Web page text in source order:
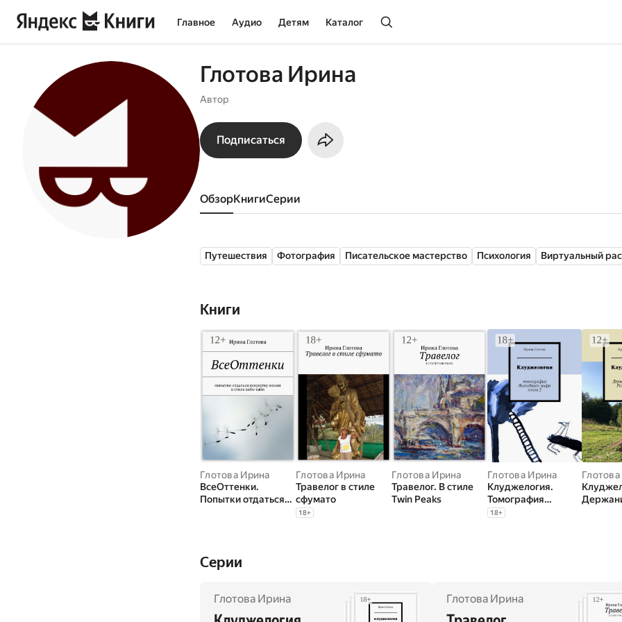
Главное Аудио Детям Каталог
Глотова Ирина
Автор
Подписаться
Обзор книги серии
Путешествия Фотография Писательское мастерство Психология Виртуальный
Книги
Глотова Ирина
ВсеОттенки.
Попытки отдаться
Глотова Ирина
Травелог в стиле
сфумато
18+
Глотова Ирина
Травелог. В стиле
Twin Peaks
Глотова Ирина
Клуджелогия.
Томография
бытийного мифа.
18+
Cерии
Глотова Ирина Глотова Ирина